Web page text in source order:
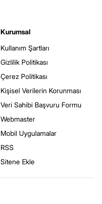
Kurumsal
Kullanım Şartları
Gizlilik Politikası
Çerez Politikası
Kişisel Verilerin Korunması
Veri Sahibi Başvuru Formu
Webmaster
Mobil Uygulamalar
RSS
Sitene Ekle